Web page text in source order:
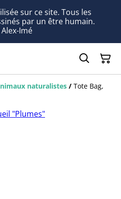
sur ce site. Tous les
par un être humain.
Imé
naturalistes / Tote Bag,